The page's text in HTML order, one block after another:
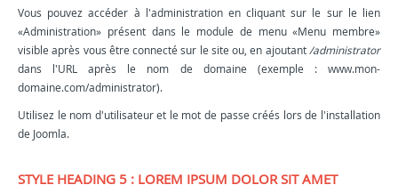
Vous pouvez accéder à l'administration en cliquant sur le sur le lien
«Administration» présent dans le module de menu «Menu membre»
visible après vous être connecté sur le site ou, en ajoutant /administrator
dans l'URL après le nom de domaine (exemple : www.mon-
domaine.com/administrator).
Utilisez le nom d'utilisateur et le mot de passe créés lors de l'installation
de Joomla.
STYLE HEADING 5 : LOREM IPSUM DOLOR SIT AMET